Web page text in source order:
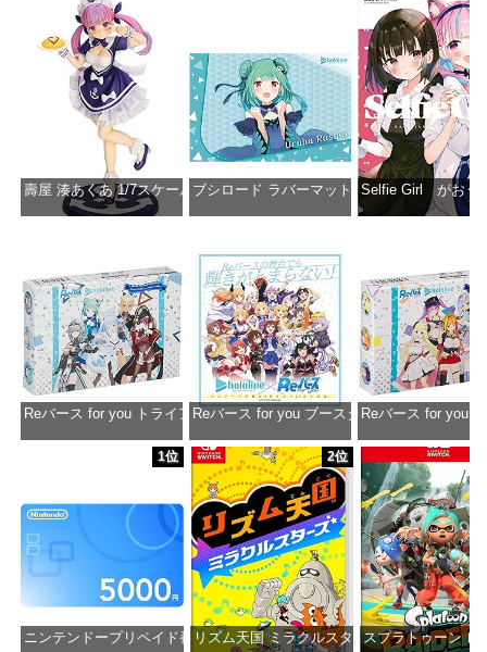
壽屋 湊あくあ 1/7スケール PVC製 塗装済み完成品フィギュア PP942
ブシロード ラバーマットコレクション
Selfie Girl がおう
Reバース for you トライアルデッキ ホロライブプロダクション ver.ホロ
価格：¥1,650
Reバース for you ブースターパック ホロライ
価格：¥2,980
Reバース for you
価格：
1位
ニンテンドープリペイド番号 5000円|オンラインコード版
2位
リズム天国 ミラクルスターズ -Switch
スプラトゥーン レ